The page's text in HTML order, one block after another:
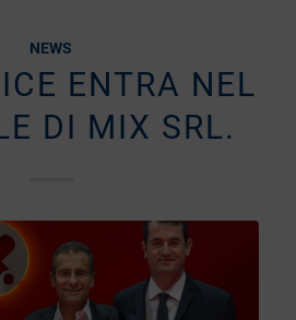
NEWS
ENTRA NEL
DI MIX SRL.